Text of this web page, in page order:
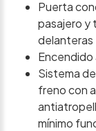
Puerta
pasajero y
delanteras
Sistema
freno con
mínimo